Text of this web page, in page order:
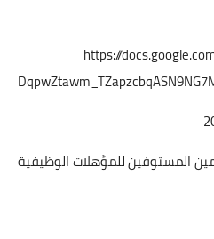
https://
المستوفين للمؤهلات الوظيفية